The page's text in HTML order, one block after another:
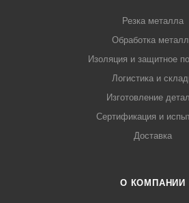
Резка металла
Обработка
Изоляция и защитное
Логистика и
Изготовление
Сертификация и
Доставка
О КОМПАНИИ